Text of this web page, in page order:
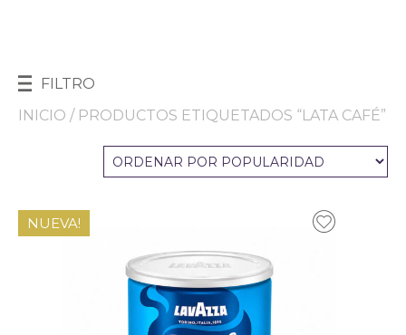
FILTRO
INICIO / PRODUCTOS ETIQUETADOS “LATA CAFÉ”
NUEVA!